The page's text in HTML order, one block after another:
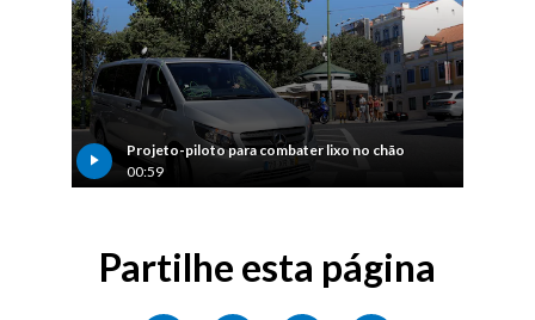
Projeto-piloto para combater lixo no chão
00:59
Partilhe esta página